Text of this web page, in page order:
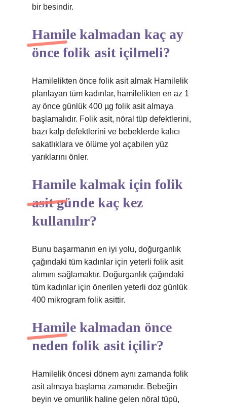
bir besindir.
Hamile kalmadan kaç ay
önce folik asit içilmeli?
Hamilelikten önce folik asit almak Hamilelik
planlayan tüm kadınlar, hamilelikten en az 1
ay önce günlük 400 µg folik asit almaya
başlamalıdır. Folik asit, nöral tüp defektlerini,
bazı kalp defektlerini ve bebeklerde kalıcı
sakatlıklara ve ölüme yol açabilen yüz
yarıklarını önler.
Hamile kalmak için folik
asit günde kaç kez
kullanılır?
Bunu başarmanın en iyi yolu, doğurganlık
çağındaki tüm kadınlar için yeterli folik asit
alımını sağlamaktır. Doğurganlık çağındaki
tüm kadınlar için önerilen yeterli doz günlük
400 mikrogram folik asittir.
Hamile kalmadan önce
neden folik asit içilir?
Hamilelik öncesi dönem aynı zamanda folik
asit almaya başlama zamanıdır. Bebeğin
beyin ve omurilik haline gelen nöral tüpü,